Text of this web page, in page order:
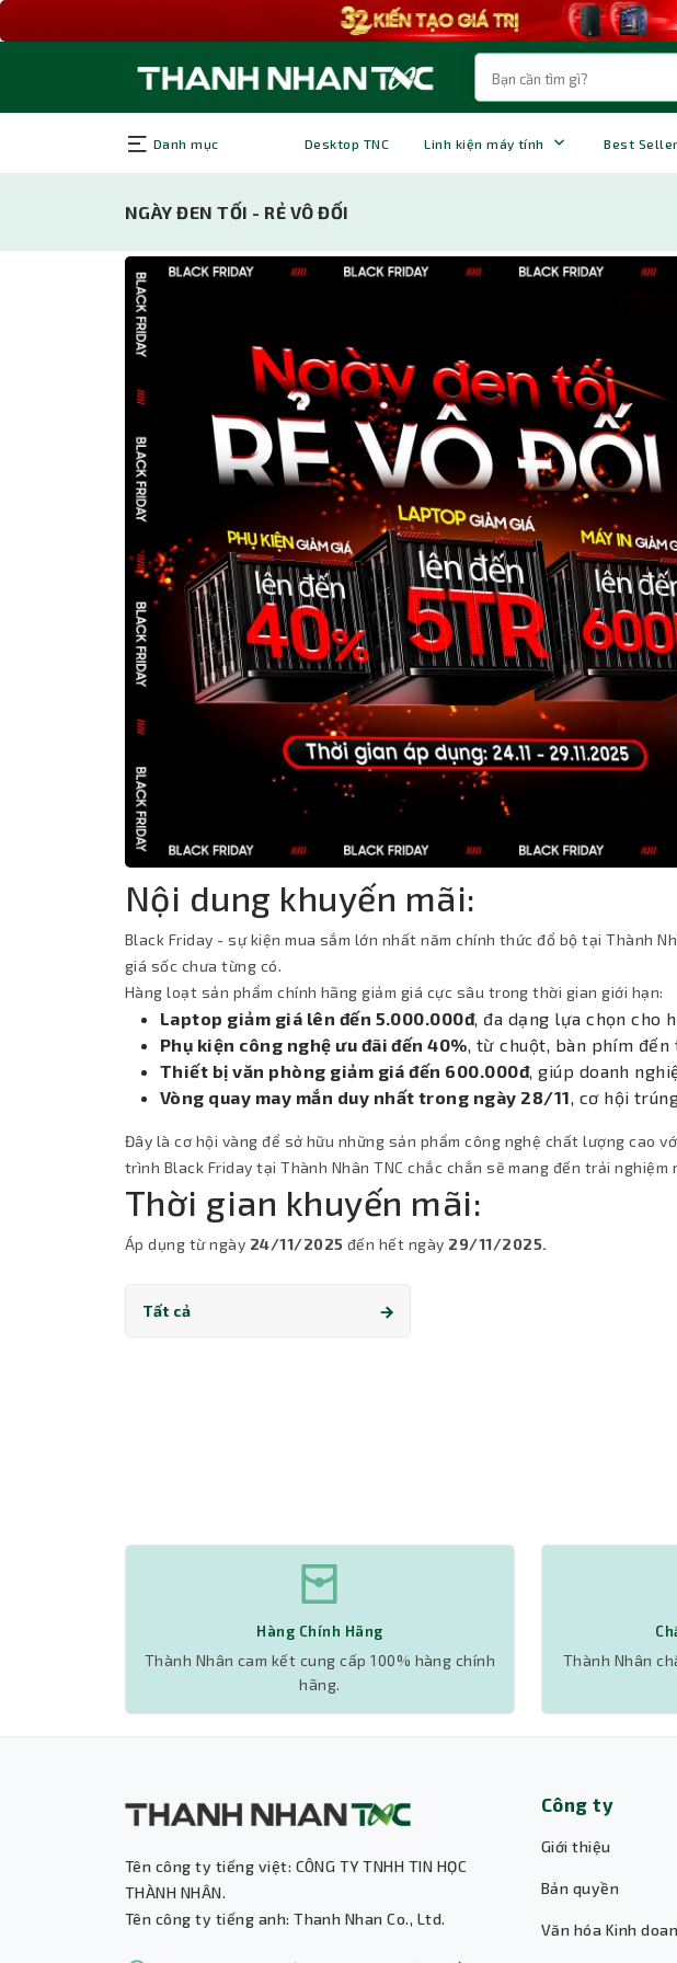
Danh mục Desktop TNC Linh kiện máy tính Best Seller
NGÀY ĐEN TỐI - RẺ VÔ ĐỐI
Nội dung khuyến mãi:
Black Friday - sự kiện mua sắm lớn nhất năm chính thức đổ bộ tại Thành
giá sốc chưa từng có.
Hàng loạt sản phẩm chính hãng giảm giá cực sâu trong thời gian giới hạn:
Laptop giảm giá lên đến 5.000.000đ, đa dạng lựa chọn cho
Phụ kiện công nghệ ưu đãi đến 40%, từ chuột, bàn phím đến
Thiết bị văn phòng giảm giá đến 600.000đ, giúp doanh
Vòng quay may mắn duy nhất trong ngày 28/11, cơ hội
Đây là cơ hội vàng để sở hữu những sản phẩm công nghệ chất lượng cao
trình Black Friday tại Thành Nhân TNC chắc chắn sẽ mang đến trải nghiệm
Thời gian khuyến mãi:
Áp dụng từ ngày 24/11/2025 đến hết ngày 29/11/2025.
Tất cả
Hàng Chính Hãng
Thành Nhân cam kết cung cấp 100% hàng chính
hãng.
Thành Nhân
Tên công ty tiếng việt: CÔNG TY TNHH TIN HỌC
THÀNH NHÂN.
Tên công ty tiếng anh: Thanh Nhan Co., Ltd.
Công ty
Giới thiệu
Bản quyền
Văn hóa Kinh